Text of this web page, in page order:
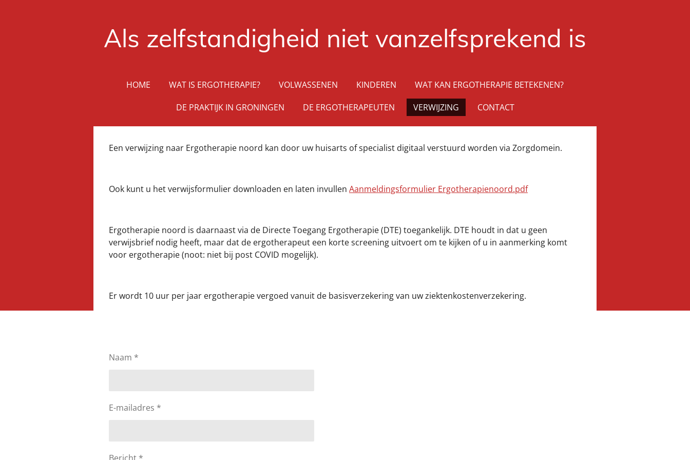
Als zelfstandigheid niet vanzelfsprekend is
HOME WAT IS ERGOTHERAPIE? VOLWASSENEN KINDEREN
WAT KAN ERGOTHERAPIE BETEKENEN?
DE PRAKTIJK IN GRONINGEN
DE ERGOTHERAPEUTEN VERWIJZING CONTACT
Een verwijzing naar Ergotherapie noord kan door uw huisarts of specialist digitaal verstuurd worden via Zorgdomein.
Ook kunt u het verwijsformulier downloaden en laten invullen Aanmeldingsformulier Ergotherapienoord.pdf
Ergotherapie noord is daarnaast via de Directe Toegang Ergotherapie (DTE) toegankelijk. DTE houdt in dat u geen
verwijsbrief nodig heeft, maar dat de ergotherapeut een korte screening uitvoert om te kijken of u in aanmerking komt
voor ergotherapie (noot: niet bij post COVID mogelijk).
Er wordt 10 uur per jaar ergotherapie vergoed vanuit de basisverzekering van uw ziektenkostenverzekering.
Naam *
E-mailadres *